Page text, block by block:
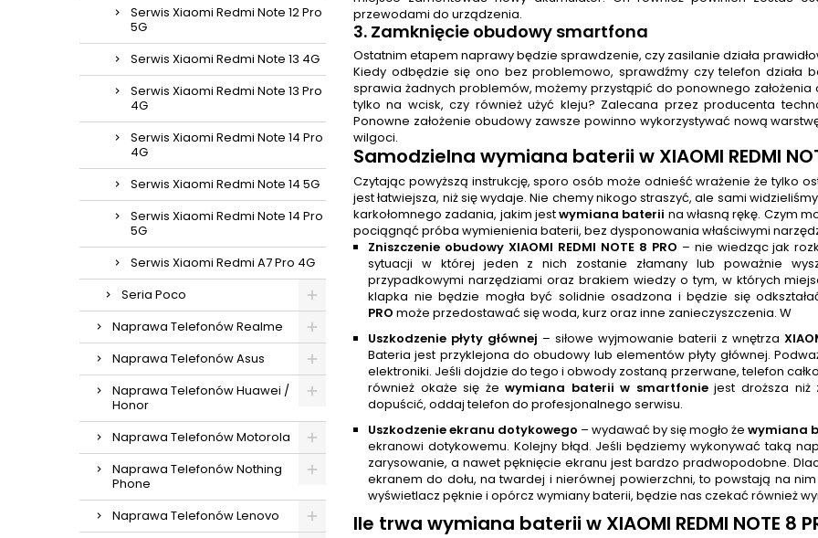
Serwis Xiaomi Redmi Note 12 Pro
5G
Serwis Xiaomi Redmi Note 13 4G
Serwis Xiaomi Redmi Note 13 Pro
4G
Serwis Xiaomi Redmi Note 14 Pro
4G
Serwis Xiaomi Redmi Note 14 5G
Serwis Xiaomi Redmi Note 14 Pro
5G
Serwis Xiaomi Redmi A7 Pro 4G
Seria Poco
Naprawa Telefonów Realme
Naprawa Telefonów Asus
Naprawa Telefonów Huawei /
Honor
Naprawa Telefonów Motorola
Naprawa Telefonów Nothing
Phone
Naprawa Telefonów Lenovo
przewodami do urządzenia.
3. Zamknięcie obudowy smartfona
Ostatnim etapem naprawy będzie sprawdzenie, czy zasilanie działa
Kiedy odbędzie się ono bez problemowo, sprawdźmy czy telefon działa
sprawia żadnych problemów, możemy przystąpić do ponownego
tylko na wcisk, czy również użyć kleju? Zalecana przez producenta
Ponowne założenie obudowy zawsze powinno wykorzystywać nową
wilgoci.
Samodzielna wymiana baterii w XIAOMI REDMI
Czytając powyższą instrukcję, sporo osób może odnieść wrażenie że tylko
jest łatwiejsza, niż się wydaje. Nie chemy nikogo straszyć, ale sami
karkołomnego zadania, jakim jestwymiana baterii na własną rękę. Czym
pociągnąć próba wymienienia baterii, bez dysponowania właściwymi
Zniszczenie obudowy XIAOMI REDMI NOTE 8 PRO – nie wiedząc jak
sytuacji w której jeden z nich zostanie złamany lub poważnie
przypadkowymi narzędziami oraz brakiem wiedzy o tym, w których
klapka nie będzie mogła być solidnie osadzona i będzie się
PRO może przedostawać się woda, kurz oraz inne zanieczyszczenia. W
Uszkodzenie płyty głównej – siłowe wyjmowanie baterii z wnętrza
Bateria jest przyklejona do obudowy lub elementów płyty głównej.
elektroniki. Jeśli dojdzie do tego i obwody zostaną przerwane, telefon
również okaże się żewymiana baterii w smartfoniejest droższa niż
dopuścić, oddaj telefon do profesjonalnego serwisu.
Uszkodzenie ekranu dotykowego – wydawać by się mogło że wymiana
ekranowi dotykowemu. Kolejny błąd. Jeśli będziemy wykonywać taką
zarysowanie, a nawet pęknięcie ekranu jest bardzo pradwopodobne.
ekranem do dołu, na twardej i nierównej powierzchni, to powstają na
wyświetlacz pęknie i opórcz wymiany baterii, będzie nas czekać również
Ile trwa wymiana baterii w XIAOMI REDMI NOTE 8